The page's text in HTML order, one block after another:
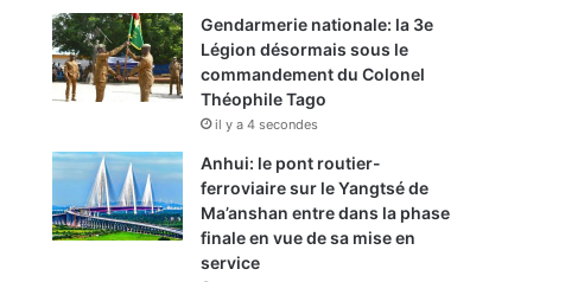
Gendarmerie nationale: la 3e
Légion désormais sous le
commandement du Colonel
Théophile Tago
il y a 4 secondes
Anhui: le pont routier-
ferroviaire sur le Yangtsé de
Ma’anshan entre dans la phase
finale en vue de sa mise en
service